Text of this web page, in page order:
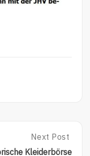
Next Post
Kleiderbörse